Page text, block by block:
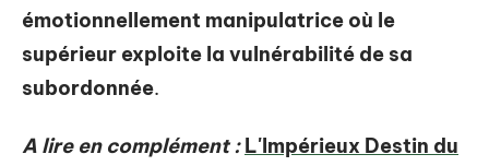
émotionnellement manipulatrice où le
supérieur exploite la vulnérabilité de sa
subordonnée.
A lire en complément : L'Impérieux Destin du